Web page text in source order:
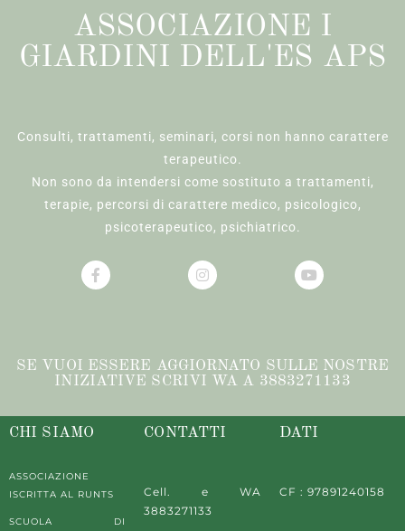
ASSOCIAZIONE I
GIARDINI DELL'ES APS
Consulti, trattamenti, seminari, corsi non hanno carattere
terapeutico.
Non sono da intendersi come sostituto a trattamenti,
terapie, percorsi di carattere medico, psicologico,
psicoterapeutico, psichiatrico.
SE VUOI ESSERE AGGIORNATO SULLE NOSTRE
INIZIATIVE SCRIVI WA A 3883271133
CHI SIAMO
ASSOCIAZIONE
ISCRITTA AL RUNTS
SCUOLA DI
CONTATTI
Cell. e WA
3883271133
DATI
CF : 97891240158